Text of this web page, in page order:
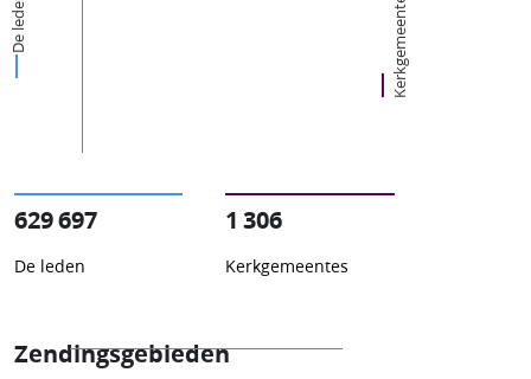
De leden Kerkgemeentes
629 697
De leden
1 306
Kerkgemeentes
Zendingsgebieden